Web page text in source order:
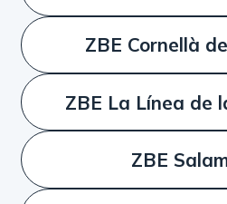
ZBE Cornellà
ZBE La Línea de
ZBE